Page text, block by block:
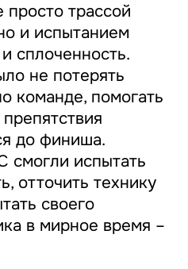
трассой
и испытанием
сплоченность.
не потерять
команде, помогать
до финиша.
испытать
отточить технику
своего
в мирное время –